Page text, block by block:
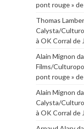
pont rouge »
Thomas
Calysta/
à OK Corral de
Alain Mignon
Films/
pont rouge »
Alain Mignon
Calysta/
à OK Corral de